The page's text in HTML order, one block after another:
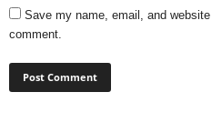
Save my name, email, and
comment.